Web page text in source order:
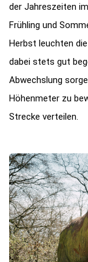
der Jahreszeiten
Frühling und
Herbst leuchten
dabei stets gut
Abwechslung
Höhenmeter zu
Strecke verteilen.